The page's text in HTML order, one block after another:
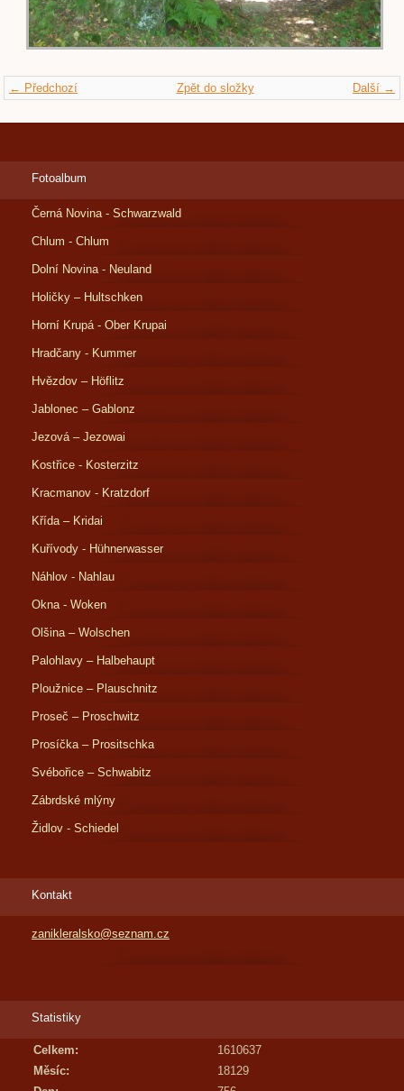
← Předchozí Další →
Zpět do složky
Fotoalbum
Černá Novina - Schwarzwald
Chlum - Chlum
Dolní Novina - Neuland
Holičky – Hultschken
Horní Krupá - Ober Krupai
Hradčany - Kummer
Hvězdov – Höflitz
Jablonec – Gablonz
Jezová – Jezowai
Kostřice - Kosterzitz
Kracmanov - Kratzdorf
Křída – Kridai
Kuřívody - Hühnerwasser
Náhlov - Nahlau
Okna - Woken
Olšina – Wolschen
Palohlavy – Halbehaupt
Ploužnice – Plauschnitz
Proseč – Proschwitz
Prosíčka – Prositschka
Svébořice – Schwabitz
Zábrdské mlýny
Židlov - Schiedel
Kontakt
zanikleralsko@seznam.cz
Statistiky
Celkem:
1610637
Měsíc:
18129